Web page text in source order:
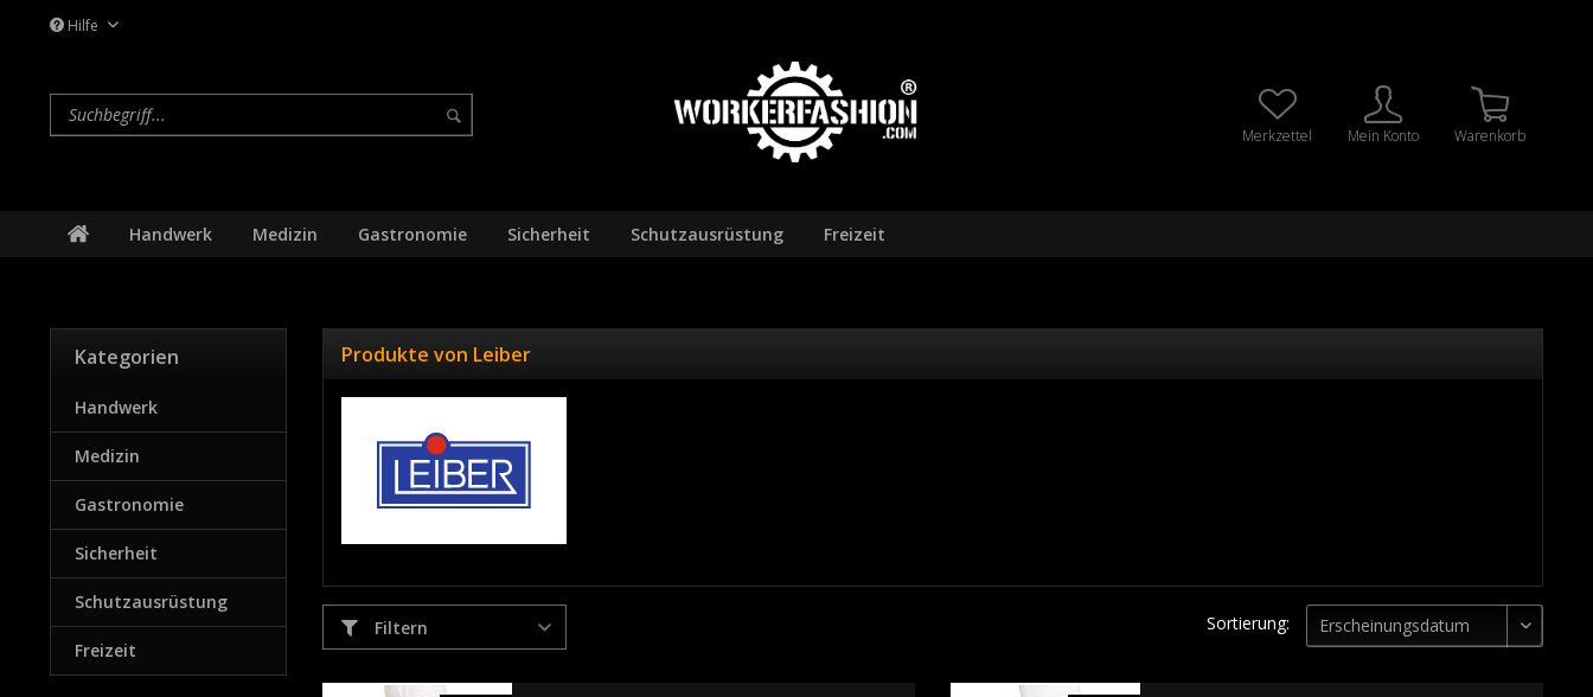
Hilfe
Merkzettel Mein Konto Warenkorb
Handwerk Medizin Gastronomie Sicherheit Schutzausrüstung Freizeit
Kategorien
Handwerk
Medizin
Gastronomie
Sicherheit
Schutzausrüstung
Freizeit
Produkte von Leiber
Filtern Sortierung: